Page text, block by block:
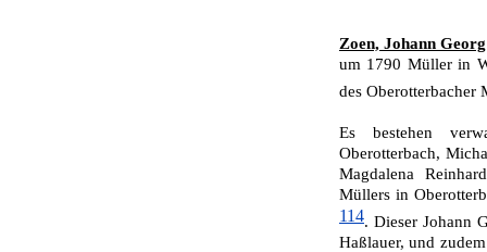
Zoen, Johann
um 1790 Müller in
des
Es bestehen
Oberotterbach,
Magdalena
Müllers in
114. Dieser Johann
Haßlauer, und